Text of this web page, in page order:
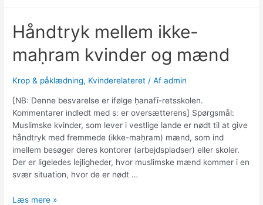
Håndtryk mellem ikke-
maḥram kvinder og mænd
Krop & påklædning, Kvinderelateret / Afadmin
[NB: Denne besvarelse er ifølge ḥanafī-retsskolen.
Kommentarer indledt med s: er oversætterens] Spørgsmål:
Muslimske kvinder, som lever i vestlige lande er nødt til at give
håndtryk med fremmede (ikke-maḥram) mænd, som ind
imellem besøger deres kontorer (arbejdspladser) eller skoler.
Der er ligeledes lejligheder, hvor muslimske mænd kommer i en
svær situation, hvor de er nødt …
Håndtryk
Læs mere »